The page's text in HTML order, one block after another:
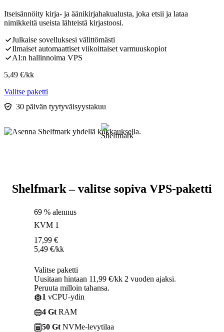
Itseisännöity kirja- ja äänikirjahakualusta, joka etsii ja lataa
nimikkeitä useista lähteistä kirjastoosi.
Julkaise sovelluksesi välittömästi
Ilmaiset automaattiset viikoittaiset varmuuskopiot
AI:n hallinnoima VPS
5,49 €/kk
Valitse paketti
30 päivän tyytyväisyystakuu
Shelfmark – valitse sopiva VPS-paketti
69 % alennus
KVM 1
17,99 €
5,49 €/kk
Valitse paketti
Uusitaan hintaan 11,99 €/kk 2 vuoden ajaksi.
Peruuta milloin tahansa.
1 vCPU-ydin
4 Gt RAM
50 Gt NVMe-levytilaa